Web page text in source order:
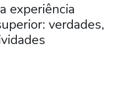
experiência
verdades,